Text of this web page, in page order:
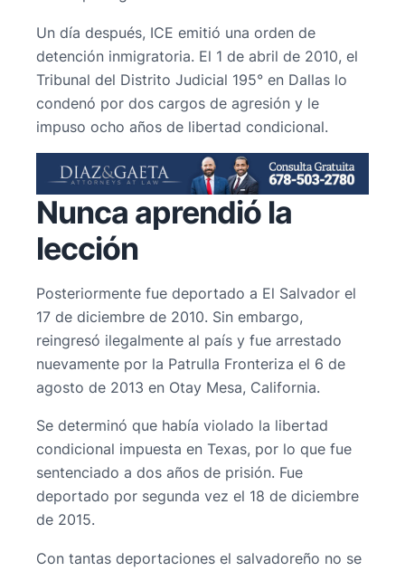
Un día después, ICE emitió una orden de
detención inmigratoria. El 1 de abril de 2010, el
Tribunal del Distrito Judicial 195° en Dallas lo
condenó por dos cargos de agresión y le
impuso ocho años de libertad condicional.
Nunca aprendió la
lección
Posteriormente fue deportado a El Salvador el
17 de diciembre de 2010. Sin embargo,
reingresó ilegalmente al país y fue arrestado
nuevamente por la Patrulla Fronteriza el 6 de
agosto de 2013 en Otay Mesa, California.
Se determinó que había violado la libertad
condicional impuesta en Texas, por lo que fue
sentenciado a dos años de prisión. Fue
deportado por segunda vez el 18 de diciembre
de 2015.
Con tantas deportaciones el salvadoreño no se